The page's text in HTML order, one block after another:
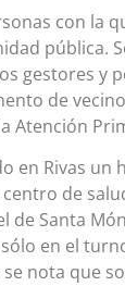
con la
pública.
gestores y
de
Atención
en Rivas
de
de Santa
en el
nota que